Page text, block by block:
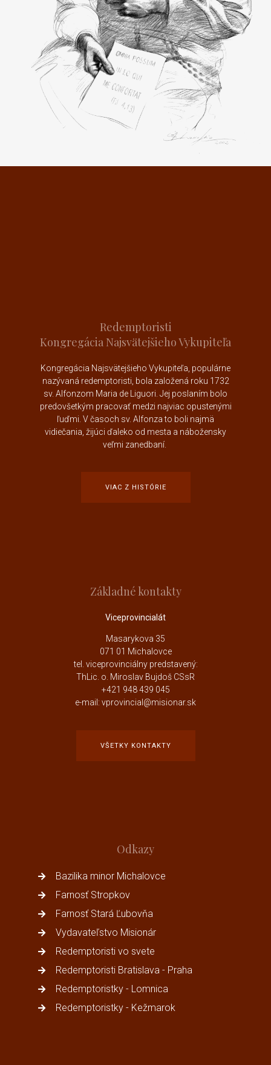
Redemptoristi
Kongregácia Najsvätejšieho Vykupiteľa
Kongregácia Najsvätejšieho Vykupiteľa, populárne
nazývaná redemptoristi, bola založená roku 1732
sv. Alfonzom Maria de Liguori . Jej poslaním bolo
predovšetkým pracovať medzi najviac opustenými
ľuďmi. V časoch sv. Alfonza to boli najmä
vidiečania, žijúci ďaleko od mesta a nábožensky
veľmi zanedbaní.
VIAC Z HISTÓRIE
Základné kontakty
Viceprovincialát
Masarykova 35
071 01 Michalovce
tel. viceprovinciálny predstavený:
ThLic. o. Miroslav Bujdoš CSsR
+421 948 439 045
e-mail: vprovincial@misionar.sk
VŠETKY KONTAKTY
Odkazy
Bazilika minor Michalovce
Farnosť Stropkov
Farnosť Stará Ľubovňa
Vydavateľstvo Misionár
Redemptoristi vo svete
Redemptoristi Bratislava - Praha
Redemptoristky - Lomnica
Redemptoristky - Kežmarok